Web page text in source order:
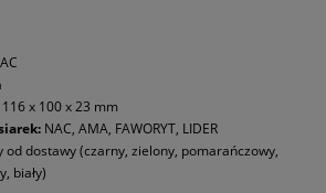
x 100 x 23 mm
NAC, AMA, FAWORYT, LIDER
od dostawy (czarny, zielony, pomarańczowy,
biały)